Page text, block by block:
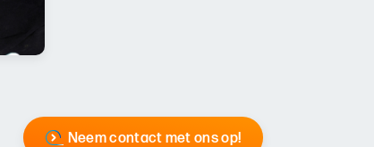
Neem contact met ons op!